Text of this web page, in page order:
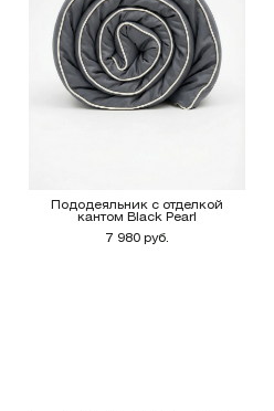
Пододеяльник с отделкой
кантом Black Pearl
7 980 руб.